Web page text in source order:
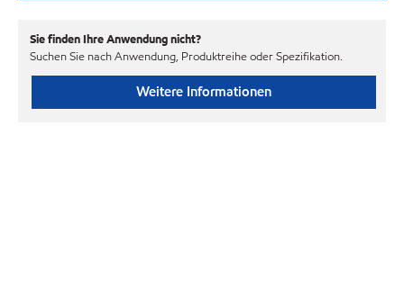
Sie finden Ihre Anwendung nicht?
Suchen Sie nach Anwendung, Produktreihe oder Spezifikation.
Weitere Informationen